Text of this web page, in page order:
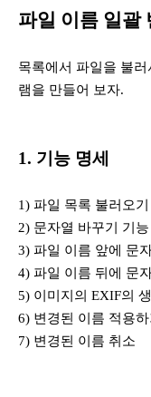
파일 이름 일괄
목록에서 파일을 불
램을 만들어 보자.
1. 기능 명세
1) 파일 목록 불러오
2) 문자열 바꾸기 기능
3) 파일 이름 앞에 문
4) 파일 이름 뒤에 문
5) 이미지의 EXIF의
6) 변경된 이름 적용하
7) 변경된 이름 취소